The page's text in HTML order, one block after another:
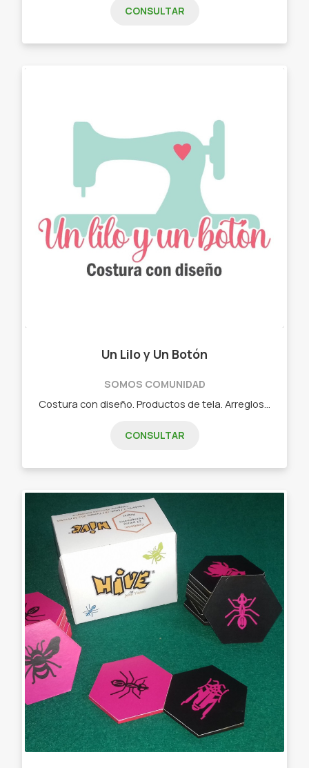
CONSULTAR
Un Lilo y Un Botón
SOMOS COMUNIDAD
CONSULTAR